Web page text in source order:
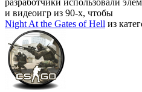
разработчики использовали
и видеоигр из 90-х, чтобы
Night At the Gates of Hell из